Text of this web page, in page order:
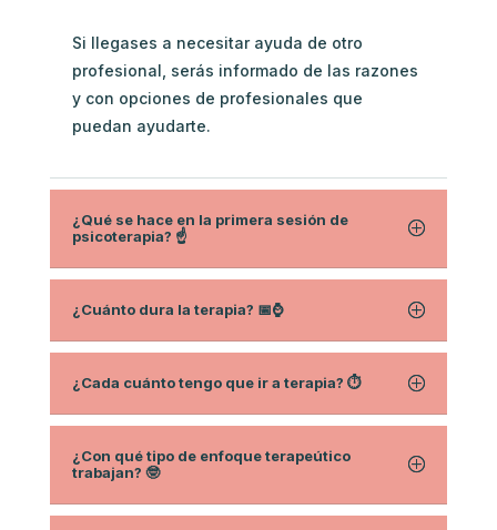
Si llegases a necesitar ayuda de otro
profesional, serás informado de las razones
y con opciones de profesionales que
puedan ayudarte.
¿Qué se hace en la primera sesión de
psicoterapia? ☝️
¿Cuánto dura la terapia? 📅⌚
¿Cada cuánto tengo que ir a terapia? ⏱
¿Con qué tipo de enfoque terapeútico
trabajan? 🤓